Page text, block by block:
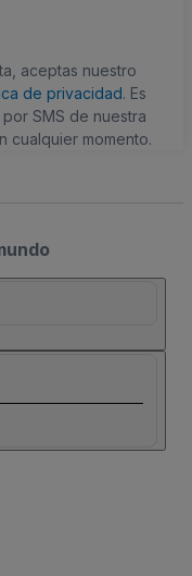
aceptas nuestro
de privacidad. Es
SMS de nuestra
cualquier momento.